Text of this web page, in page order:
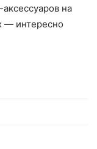
на
— интересно